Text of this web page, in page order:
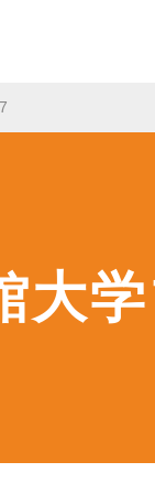
大